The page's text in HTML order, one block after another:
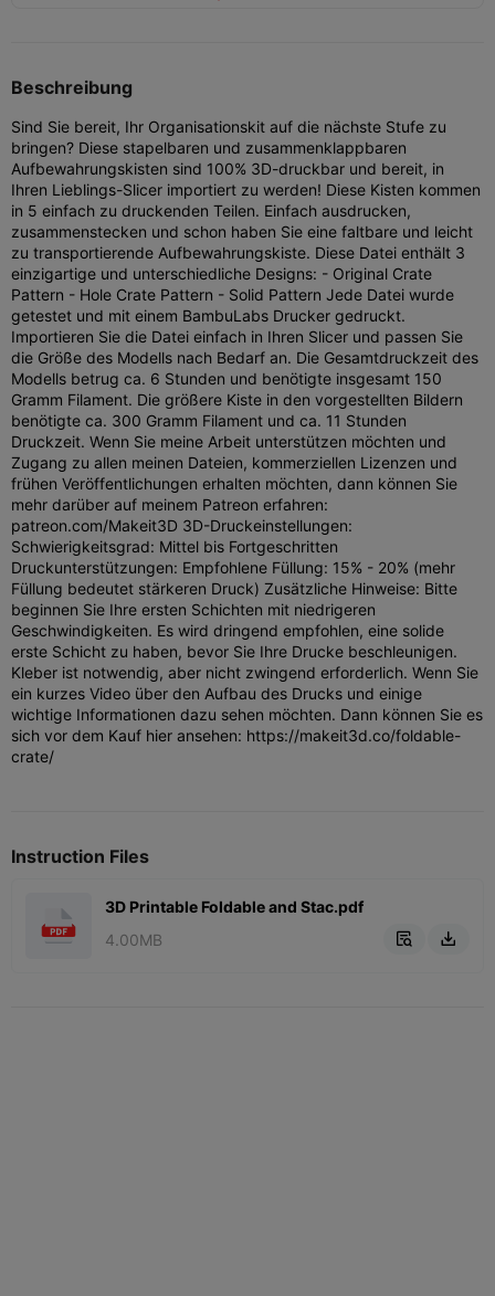
Beschreibung
Sind Sie bereit, Ihr Organisationskit auf die nächste Stufe zu
bringen? Diese stapelbaren und zusammenklappbaren
Aufbewahrungskisten sind 100% 3D-druckbar und bereit, in
Ihren Lieblings-Slicer importiert zu werden! Diese Kisten kommen
in 5 einfach zu druckenden Teilen. Einfach ausdrucken,
zusammenstecken und schon haben Sie eine faltbare und leicht
zu transportierende Aufbewahrungskiste. Diese Datei enthält 3
einzigartige und unterschiedliche Designs: - Original Crate
Pattern - Hole Crate Pattern - Solid Pattern Jede Datei wurde
getestet und mit einem BambuLabs Drucker gedruckt.
Importieren Sie die Datei einfach in Ihren Slicer und passen Sie
die Größe des Modells nach Bedarf an. Die Gesamtdruckzeit des
Modells betrug ca. 6 Stunden und benötigte insgesamt 150
Gramm Filament. Die größere Kiste in den vorgestellten Bildern
benötigte ca. 300 Gramm Filament und ca. 11 Stunden
Druckzeit. Wenn Sie meine Arbeit unterstützen möchten und
Zugang zu allen meinen Dateien, kommerziellen Lizenzen und
frühen Veröffentlichungen erhalten möchten, dann können Sie
mehr darüber auf meinem Patreon erfahren:
patreon.com/Makeit3D 3D-Druckeinstellungen:
Schwierigkeitsgrad: Mittel bis Fortgeschritten
Druckunterstützungen: Empfohlene Füllung: 15% - 20% (mehr
Füllung bedeutet stärkeren Druck) Zusätzliche Hinweise: Bitte
beginnen Sie Ihre ersten Schichten mit niedrigeren
Geschwindigkeiten. Es wird dringend empfohlen, eine solide
erste Schicht zu haben, bevor Sie Ihre Drucke beschleunigen.
Kleber ist notwendig, aber nicht zwingend erforderlich. Wenn Sie
ein kurzes Video über den Aufbau des Drucks und einige
wichtige Informationen dazu sehen möchten. Dann können Sie es
sich vor dem Kauf hier ansehen: https://makeit3d.co/foldable-
crate/
Instruction Files
3D Printable Foldable and Stac.pdf
4.00MB
 